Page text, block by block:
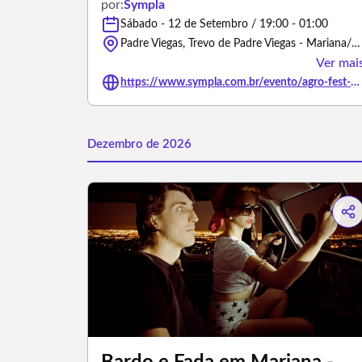
por:Sympla
Sábado - 12 de Setembro / 19:00 - 01:00
Padre Viegas, Trevo de Padre Viegas - Mariana/Minas Gerais
Ver
https://www.sympla.com.br/evento/agro-fest-2a-edicao-mariana-mg/3440458
Dezembro de 2026